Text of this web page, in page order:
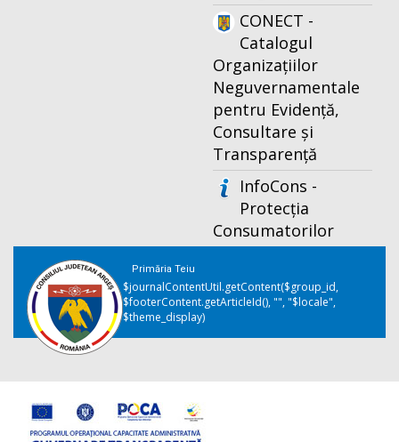
CONECT -
Catalogul
Organizațiilor
Neguvernamentale
pentru Evidență,
Consultare și
Transparență
InfoCons -
Protecția
Consumatorilor
Primăria Teiu
$journalContentUtil.getContent($group_id,
$footerContent.getArticleId(), "", "$locale",
$theme_display)